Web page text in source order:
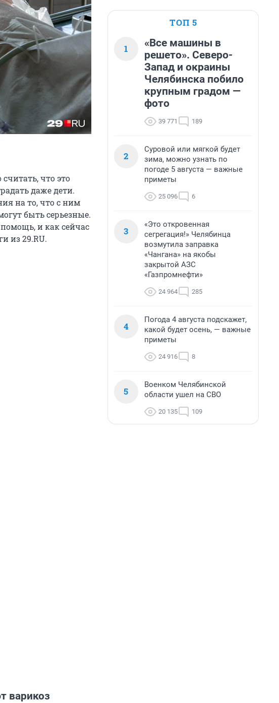
что это
даже дети.
на то, что с ним
быть серьезные.
и как сейчас
из 29.RU.
варикоз
ТОП 5
1
«Все машины в
решето». Северо-
Запад и окраины
Челябинска побило
крупным градом —
фото
39 771 189
2
Суровой или мягкой будет
зима, можно узнать по
погоде 5 августа — важные
приметы
25 096 6
3
«Это откровенная
сегрегация!» Челябинца
возмутила заправка
«Чангана» на якобы
закрытой АЗС
«Газпромнефти»
24 964 285
4
Погода 4 августа подскажет,
какой будет осень, — важные
приметы
24 916 8
5
Военком Челябинской
области ушел на СВО
20 135 109